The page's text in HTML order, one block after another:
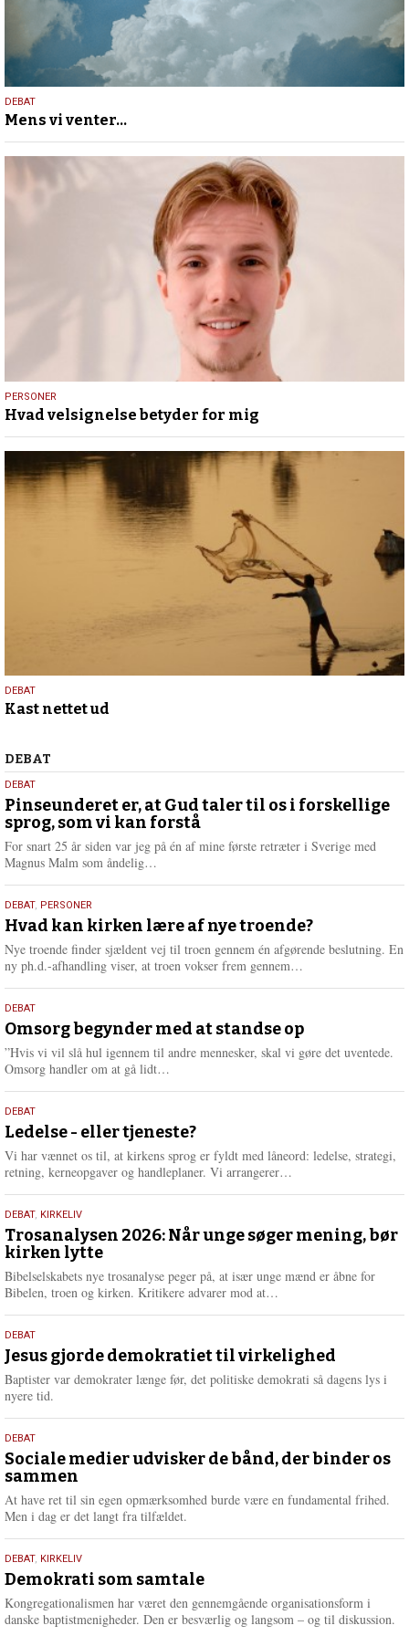
13.
maj
2026
DEBAT
Mens vi venter…
13.
maj
2026
PERSONER
Hvad velsignelse betyder for mig
7.
maj
DEBAT
Kast nettet ud
Debat
DEBAT
5.
august
2026
DEBAT
Pinseunderet er, at Gud taler til os i forskellige
sprog, som vi kan forstå
For snart 25 år siden var jeg på én af mine første retræter i Sverige med
Magnus Malm som åndelig…
e
r
e
25.
juli
2026
DEBAT, PERSONER
Hvad kan kirken lære af nye troende?
Nye troende finder sjældent vej til troen gennem én afgørende beslutning. En
ny ph.d.-afhandling viser, at troen vokser frem gennem…
e
r
e
9.
juli
2026
DEBAT
Omsorg begynder med at standse op
”Hvis vi vil slå hul igennem til andre mennesker, skal vi gøre det uventede.
Omsorg handler om at gå lidt…
e
r
e
10.
juni
2026
DEBAT
Ledelse - eller tjeneste?
Vi har vænnet os til, at kirkens sprog er fyldt med låneord: ledelse, strategi,
retning, kerneopgaver og handleplaner. Vi arrangerer…
e
2.
juni
2026
DEBAT, KIRKELIV
Trosanalysen 2026: Når unge søger mening, bør
kirken lytte
Bibelselskabets nye trosanalyse peger på, at især unge mænd er åbne for
Bibelen, troen og kirken. Kritikere advarer mod at…
e
r
e
18.
maj
2026
DEBAT
Jesus gjorde demokratiet til virkelighed
Baptister var demokrater længe før, det politiske demokrati så dagens lys i
nyere tid.
18.
maj
2026
DEBAT
Sociale medier udvisker de bånd, der binder os
sammen
At have ret til sin egen opmærksomhed burde være en fundamental frihed.
Men i dag er det langt fra tilfældet.
18.
maj
2026
DEBAT, KIRKELIV
Demokrati som samtale
Kongregationalismen har været den gennemgående organisationsform i
danske baptistmenigheder. Den er besværlig og langsom – og til diskussion.